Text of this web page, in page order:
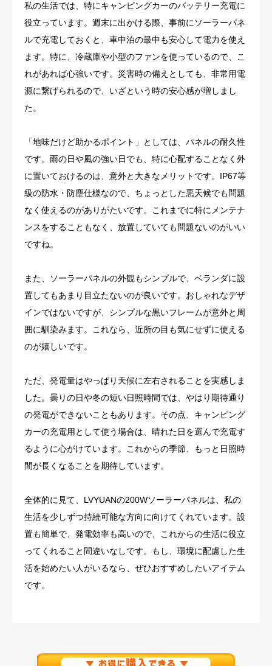
私の生活では、特にキャンピングカーのバッテリー充電に
役立っています。週末に出かける際、事前にソーラーパネ
ルで充電しておくと、車中泊の最中も安心して電力を使え
ます。特に、冷蔵庫や小型のファンを使っているので、こ
れがあれば心強いです。災害時の備えとしても、非常用電
源に繋げられるので、いざという時の安心感が増しまし
た。
「地味だけど助かるポイント」としては、パネルの耐久性
です。雨の日や風の強い日でも、特に心配することなく外
に置いておけるのは、意外と大きなメリットです。IP67等
級の防水・防塵仕様なので、ちょっとした悪天候でも問題
なく使えるのがありがたいです。これまでに特にメンテナ
ンスをすることもなく、放置していても問題ないのがいい
ですね。
また、ソーラーパネルの外観もシンプルで、ベランダに設
置してもあまり目立たないのが良いです。おしゃれなデザ
インではないですが、シンプルな黒いフレームが意外と周
囲に馴染みます。これなら、近所の目も気にせずに使える
のが嬉しいです。
ただ、発電量はやっぱり天候に左右されることを実感しま
した。曇りの日や冬の短い日照時間では、やはり期待通り
の発電ができないこともあります。その点、キャンピング
カーの充電用として使う場合は、晴れた日を選んで充電す
るように心がけています。これからの季節、もっと日照時
間が長くなることを期待しています。
全体的に見て、LVYUANの200Wソーラーパネルは、私の
生活を少しずつ持続可能な方向に向けてくれています。設
置も簡単で、発電効率も高いので、これからの生活に役立
ってくれること間違いなしです。もし、環境に配慮した生
活を始めたい人がいるなら、ぜひおすすめしたいアイテム
です。